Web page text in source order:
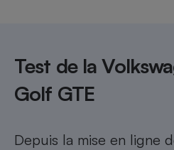
Test de la
Golf GTE
Depuis la mise en ligne